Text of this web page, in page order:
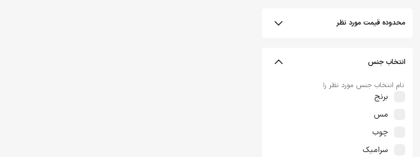
محدوده قیمت مورد نظر
انتخاب جنس
برنج
مس
چوب
سرامیک